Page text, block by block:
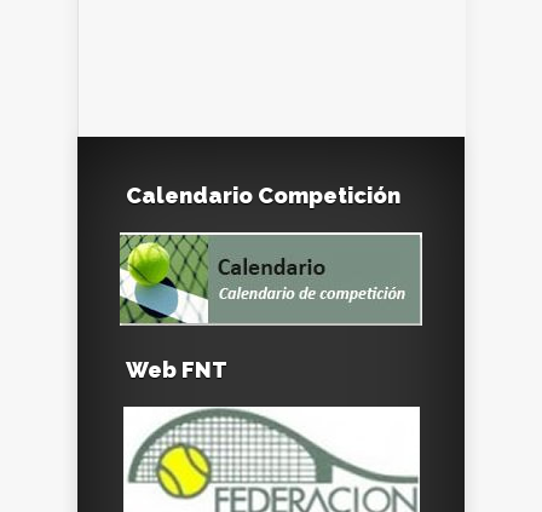
Calendario Competición
Web FNT